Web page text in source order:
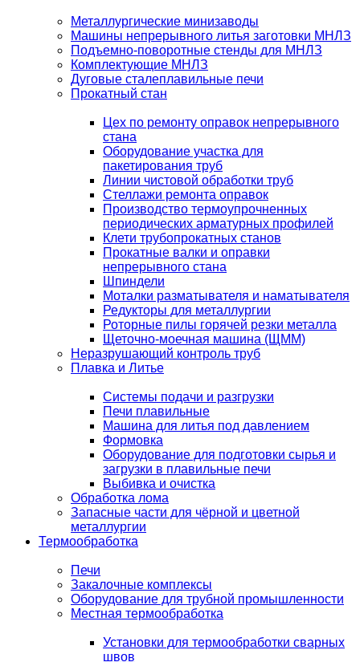
Металлургические минизаводы
Машины непрерывного литья заготовки МНЛЗ
Подъемно-поворотные стенды для МНЛЗ
Комплектующие МНЛЗ
Дуговые сталеплавильные печи
Прокатный стан
Цех по ремонту оправок непрерывного
стана
Оборудование участка для
пакетирования труб
Линии чистовой обработки труб
Стеллажи ремонта оправок
Производство термоупрочненных
периодических арматурных профилей
Клети трубопрокатных станов
Прокатные валки и оправки
непрерывного стана
Шпиндели
Моталки разматывателя и наматывателя
Редукторы для металлургии
Роторные пилы горячей резки металла
Щеточно-моечная машина (ЩММ)
Неразрушающий контроль труб
Плавка и Литье
Системы подачи и разгрузки
Печи плавильные
Машина для литья под давлением
Формовка
Оборудование для подготовки сырья и
загрузки в плавильные печи
Выбивка и очистка
Обработка лома
Запасные части для чёрной и цветной
металлургии
Термообработка
Печи
Закалочные комплексы
Оборудование для трубной промышленности
Местная термообработка
Установки для термообработки сварных
швов